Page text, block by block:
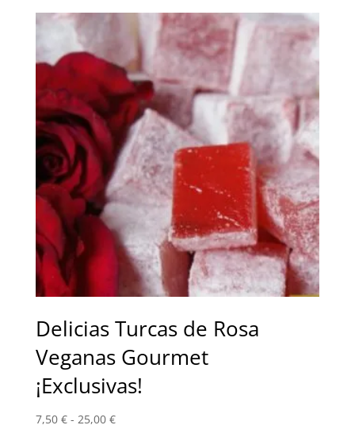
6,50 €
hasta
15,00 €
Delicias Turcas de Rosa
Veganas Gourmet
¡Exclusivas!
7,50 € - 25,00 €Rango